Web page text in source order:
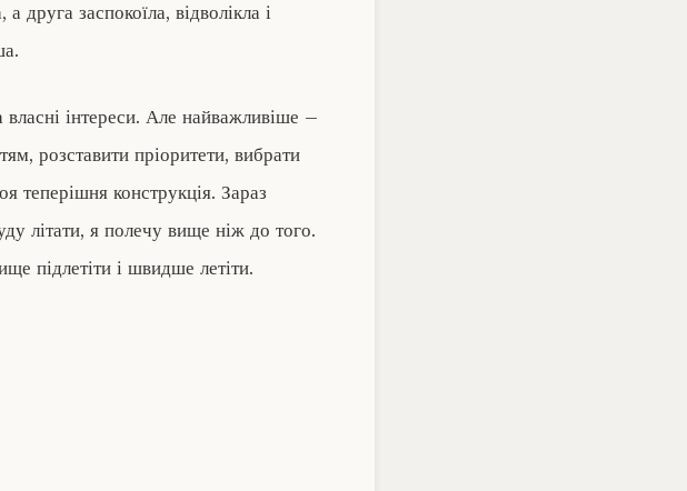
друга заспокоїла, відволікла і
інтереси. Але найважливіше –
розставити пріоритети, вибрати
теперішня конструкція. Зараз
літати, я полечу вище ніж до того.
підлетіти і швидше летіти.